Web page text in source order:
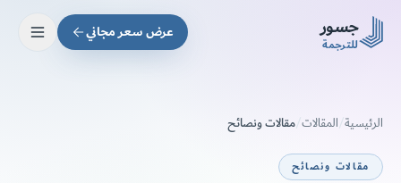
جسور
للترجمة
عرض سعر مجاني
الرئيسية/المقالات/مقالات ونصائح
مقالات ونصائح